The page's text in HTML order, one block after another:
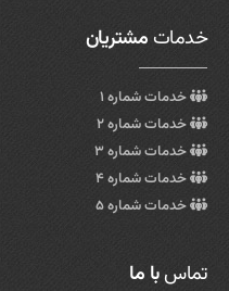
خدمات مشتریان
خدمات شماره ۱
خدمات شماره ۲
خدمات شماره ۳
خدمات شماره ۴
خدمات شماره ۵
تماسبا ما